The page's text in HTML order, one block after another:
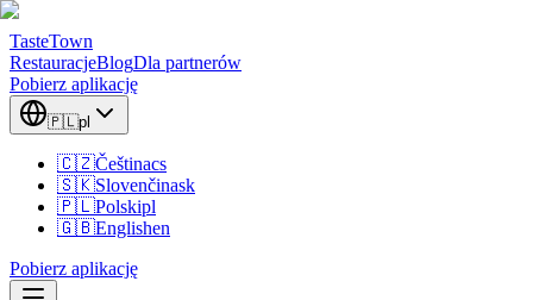
TasteTown
RestauracjeBlogDla partnerów
Pobierz aplikację
🇵🇱pl
🇨🇿Češtinacs
🇸🇰Slovenčinask
🇵🇱Polskipl
🇬🇧Englishen
Pobierz aplikację